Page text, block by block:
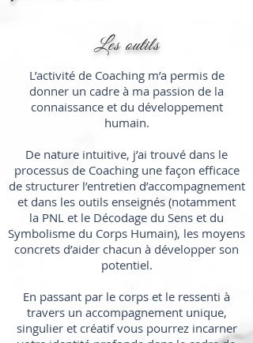
Les outils
L’activité de Coaching m’a permis de
donner un cadre à ma passion de la
connaissance et du développement
humain.
De nature intuitive, j’ai trouvé dans le
processus de Coaching une façon efficace
de structurer l’entretien d’accompagnement
et dans les outils enseignés (notamment
la PNL et le Décodage du Sens et du
Symbolisme du Corps Humain), les moyens
concrets d’aider chacun à développer son
potentiel.
En passant par le corps et le ressenti à
travers un accompagnement unique,
singulier et créatif vous pourrez incarner